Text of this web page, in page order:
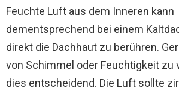
Feuchte Luft aus dem Inneren kann
dementsprechend bei einem
direkt die Dachhaut zu berühren.
von Schimmel oder Feuchtigkeit zu
dies entscheidend. Die Luft sollte